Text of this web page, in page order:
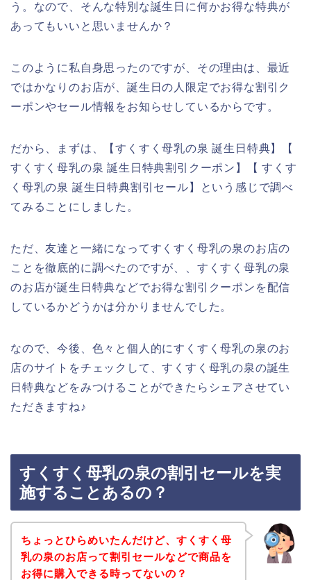
う。なので、そんな特別な誕生日に何かお得な特典が
あってもいいと思いませんか？
このように私自身思ったのですが、その理由は、最近
ではかなりのお店が、誕生日の人限定でお得な割引ク
ーポンやセール情報をお知らせしているからです。
だから、まずは、【すくすく母乳の泉 誕生日特典】【
すくすく母乳の泉 誕生日特典割引クーポン】【 すくす
く母乳の泉 誕生日特典割引セール】という感じで調べ
てみることにしました。
ただ、友達と一緒になってすくすく母乳の泉のお店の
ことを徹底的に調べたのですが、、すくすく母乳の泉
のお店が誕生日特典などでお得な割引クーポンを配信
しているかどうかは分かりませんでした。
なので、今後、色々と個人的にすくすく母乳の泉のお
店のサイトをチェックして、すくすく母乳の泉の誕生
日特典などをみつけることができたらシェアさせてい
ただきますね♪
すくすく母乳の泉の割引セールを実
施することあるの？
ちょっとひらめいたんだけど、すくすく母
乳の泉のお店って割引セールなどで商品を
お得に購入できる時ってないの？